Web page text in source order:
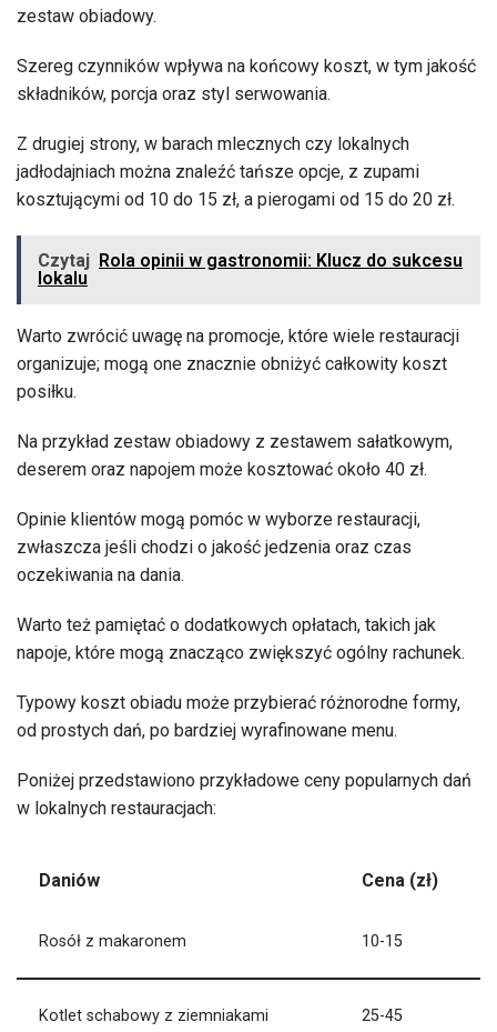
zestaw obiadowy.
Szereg czynników wpływa na końcowy koszt, w tym jakość
składników, porcja oraz styl serwowania.
Z drugiej strony, w barach mlecznych czy lokalnych
jadłodajniach można znaleźć tańsze opcje, z zupami
kosztującymi od 10 do 15 zł, a pierogami od 15 do 20 zł.
Czytaj Rola opinii w gastronomii: Klucz do sukcesu
lokalu
Warto zwrócić uwagę na promocje, które wiele restauracji
organizuje; mogą one znacznie obniżyć całkowity koszt
posiłku.
Na przykład zestaw obiadowy z zestawem sałatkowym,
deserem oraz napojem może kosztować około 40 zł.
Opinie klientów mogą pomóc w wyborze restauracji,
zwłaszcza jeśli chodzi o jakość jedzenia oraz czas
oczekiwania na dania.
Warto też pamiętać o dodatkowych opłatach, takich jak
napoje, które mogą znacząco zwiększyć ogólny rachunek.
Typowy koszt obiadu może przybierać różnorodne formy,
od prostych dań, po bardziej wyrafinowane menu.
Poniżej przedstawiono przykładowe ceny popularnych dań
w lokalnych restauracjach:
Daniów Cena (zł)
Rosół z makaronem 10-15
Kotlet schabowy z ziemniakami 25-45